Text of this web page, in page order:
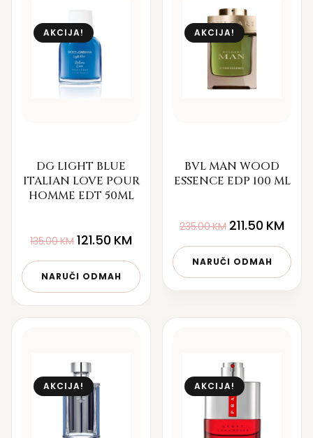
AKCIJA!
DG LIGHT BLUE
ITALIAN LOVE POUR
HOMME EDT 50ML
135.00KM 121.50 KM
NARUČI ODMAH
AKCIJA!
BVL MAN WOOD
ESSENCE EDP 100 ML
235.00KM 211.50 KM
NARUČI ODMAH
AKCIJA! AKCIJA!